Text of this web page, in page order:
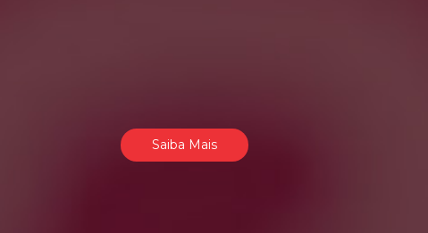
Saiba Mais